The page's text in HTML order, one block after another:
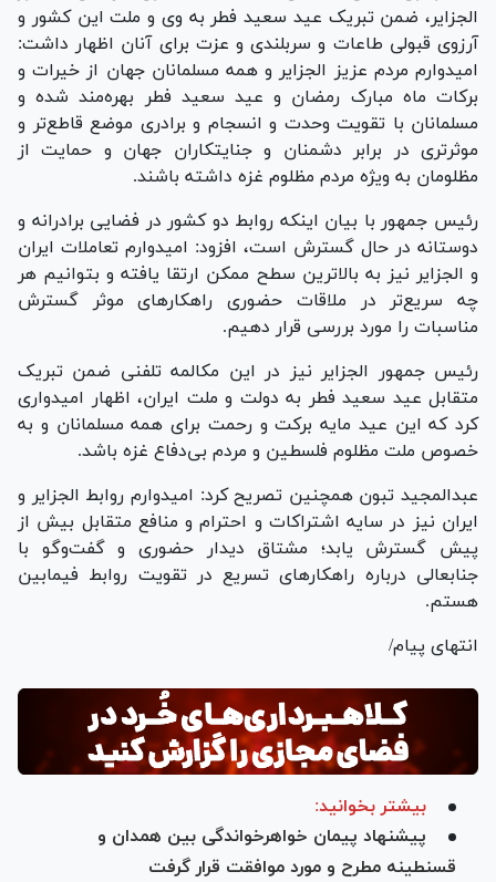
الجزایر، ضمن تبریک عید سعید فطر به وی و ملت این کشور و
آرزوی قبولی طاعات و سربلندی و عزت برای آنان اظهار داشت:
امیدوارم مردم عزیز الجزایر و همه مسلمانان جهان از خیرات و
برکات ماه مبارک رمضان و عید سعید فطر بهره‌مند شده و
مسلمانان با تقویت وحدت و انسجام و برادری موضع قاطع‌تر و
موثرتری در برابر دشمنان و جنایتکاران جهان و حمایت از
مظلومان به ویژه مردم مظلوم غزه داشته باشند.
رئیس جمهور با بیان اینکه روابط دو کشور در فضایی برادرانه و
دوستانه در حال گسترش است، افزود: امیدوارم تعاملات ایران
و الجزایر نیز به بالاترین سطح ممکن ارتقا یافته و بتوانیم هر
چه سریع‌تر در ملاقات حضوری راهکار‌های موثر گسترش
مناسبات را مورد بررسی قرار دهیم.
رئیس جمهور الجزایر نیز در این مکالمه تلفنی ضمن تبریک
متقابل عید سعید فطر به دولت و ملت ایران، اظهار امیدواری
کرد که این عید مایه برکت و رحمت برای همه مسلمانان و به
خصوص ملت مظلوم فلسطین و مردم بی‌دفاع غزه باشد.
عبدالمجید تبون همچنین تصریح کرد: امیدوارم روابط الجزایر و
ایران نیز در سایه اشتراکات و احترام و منافع متقابل بیش از
پیش گسترش یابد؛ مشتاق دیدار حضوری و گفت‌و‌گو با
جنابعالی درباره راهکار‌های تسریع در تقویت روابط فیمابین
هستم.
انتهای پیام/
بیشتر بخوانید:
پیشنهاد پیمان خواهرخواندگی بین همدان و
قسنطینه مطرح و مورد موافقت قرار گرفت